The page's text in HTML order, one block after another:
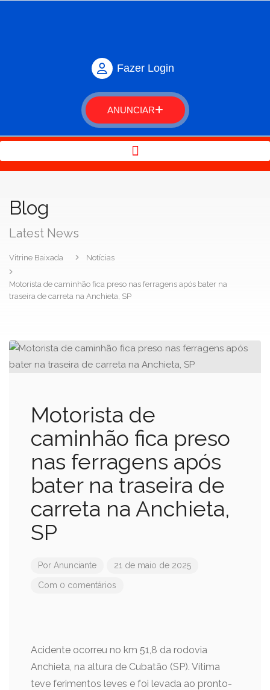
Fazer Login
ANUNCIAR
Blog
Latest News
Vitrine Baixada Notícias
Motorista de caminhão fica preso nas ferragens após bater na
traseira de carreta na Anchieta, SP
Motorista de
caminhão fica preso
nas ferragens após
bater na traseira de
carreta na Anchieta,
SP
Por Anunciante 21 de maio de 2025
Com 0 comentários
Acidente ocorreu no km 51,8 da rodovia
Anchieta, na altura de Cubatão (SP). Vítima
teve ferimentos leves e foi levada ao pronto-